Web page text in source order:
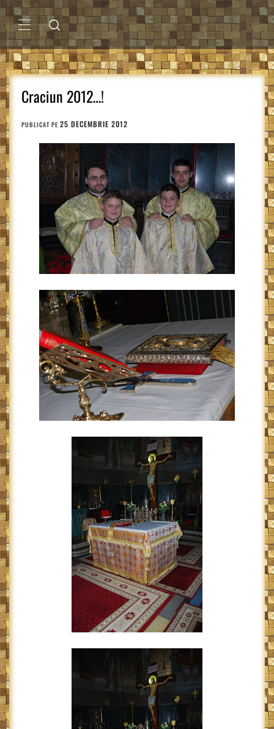
Sari
la
conținutMENIU
PRINCIPAL
Craciun 2012…!
PUBLICAT PE 25 DECEMBRIE 2012